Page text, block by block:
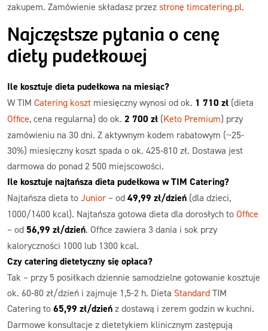
zakupem. Zamówienie składasz przez stronę timcatering.pl.
Najczęstsze pytania o cenę
diety pudełkowej
Ile kosztuje dieta pudełkowa na miesiąc?
W TIM Catering koszt miesięczny wynosi od ok. 1 710 zł (dieta
Office, cena regularna) do ok. 2 700 zł (Keto Premium) przy
zamówieniu na 30 dni. Z aktywnym kodem rabatowym (~25-
30%) miesięczny koszt spada o ok. 425-810 zł. Dostawa jest
darmowa do ponad 2 500 miejscowości.
Ile kosztuje najtańsza dieta pudełkowa w TIM Catering?
Najtańsza dieta to Junior– od 49,99 zł/dzień (dla dzieci,
1000/1400 kcal). Najtańsza gotowa dieta dla dorosłych to Office
– od 56,99 zł/dzień. Office zawiera 3 dania i sok przy
kaloryczności 1000 lub 1300 kcal.
Czy catering dietetyczny się opłaca?
Tak – przy 5 posiłkach dziennie samodzielne gotowanie kosztuje
ok. 60-80 zł/dzień i zajmuje 1,5-2 h. Dieta Standard TIM
Catering to 65,99 zł/dzień z dostawą i zerem godzin w kuchni.
Darmowe konsultacje z dietetykiem klinicznym zastępują